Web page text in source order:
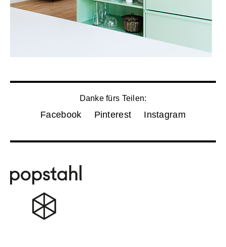
Danke fürs Teilen:
Facebook Pinterest Instagram